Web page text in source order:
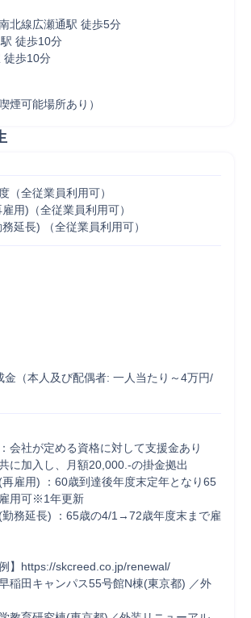
北線広瀬通駅 徒歩5分
徒歩10分
徒歩10分
煙可能場所あり）
（全従業員利用可）
用)（全従業員利用可）
延長) （全従業員利用可）
金（本人及び配偶者: 一人当たり～4万円/
会社が定める資格に対して支援金あり
に加入し、月額20,000.-の掛金拠出
再雇用) ：60歳到達後年度末定年となり65
用可※1年更新
勤務延長) ：65歳の4/1→72歳年度末まで雇
例】https://skcreed.co.jp/renewal/
稲田キャンパス55号館N棟(東京都) ／外